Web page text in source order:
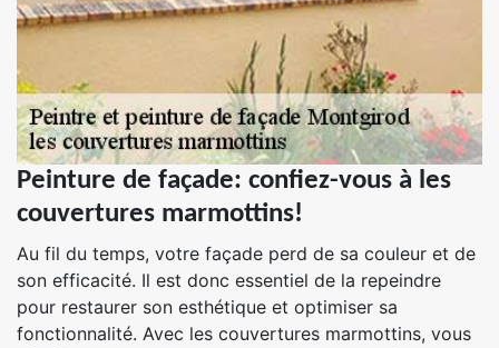
Peinture de façade: confiez-vous à les
couvertures marmottins!
Au fil du temps, votre façade perd de sa couleur et de
son efficacité. Il est donc essentiel de la repeindre
pour restaurer son esthétique et optimiser sa
fonctionnalité. Avec les couvertures marmottins, vous